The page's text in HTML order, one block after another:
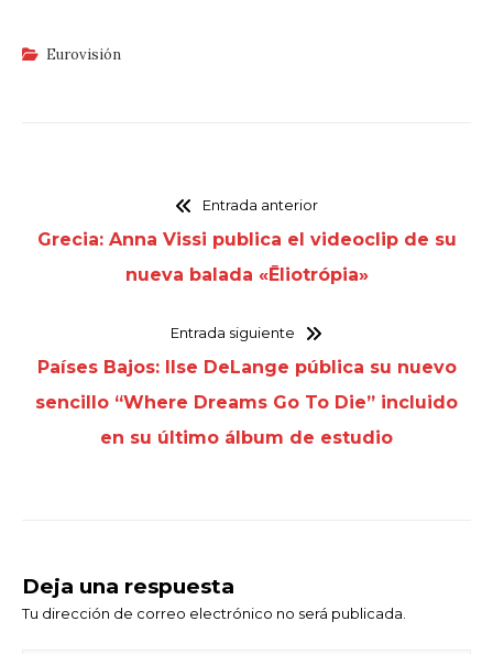
Eurovisión
Entrada anterior
Grecia: Anna Vissi publica el videoclip de su
nueva balada «Ēliotrópia»
Entrada siguiente
Países Bajos: Ilse DeLange pública su nuevo
sencillo “Where Dreams Go To Die” incluido
en su último álbum de estudio
Deja una respuesta
Tu dirección de correo electrónico no será publicada.